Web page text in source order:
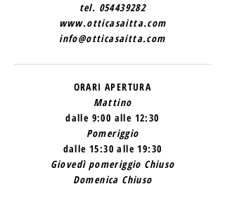
tel. 054439282
www.otticasaitta.com
info@otticasaitta.com
ORARI APERTURA
Mattino
dalle 9:00 alle 12:30
Pomeriggio
dalle 15:30 alle 19:30
Giovedì pomeriggio Chiuso
Domenica Chiuso